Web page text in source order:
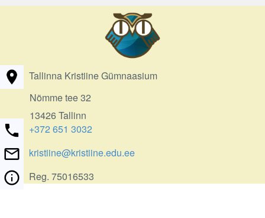
Tallinna Kristiine Gümnaasium
Nõmme tee 32
13426 Tallinn
+372 651 3032
kristiine@kristiine.edu.ee
Reg. 75016533